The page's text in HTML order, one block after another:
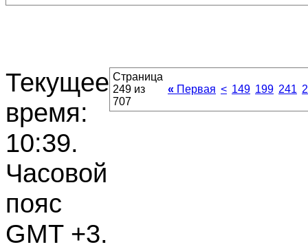
Текущее
время:
10:39.
Часовой
пояс
GMT +3.
Страница
249 из
707
« Первая < 149 199 241